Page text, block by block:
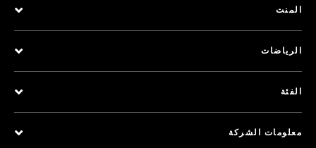
المنت
الرياضات
الفئة
معلومات الشركة